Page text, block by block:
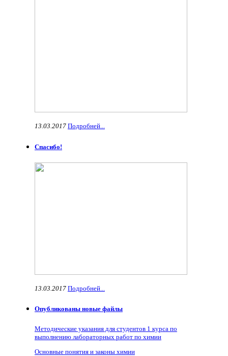
13.03.2017 Подробней...
Спасибо!
13.03.2017 Подробней...
Опубликованы новые файлы
Методические указания для студентов 1 курса по
выполнению лабораторных работ по химии
Основные понятия и законы химии